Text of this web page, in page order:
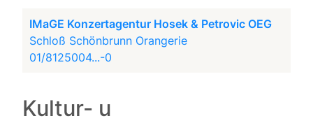
IMaGE Konzertagentur Hosek & Petrovic OEG
Schloß Schönbrunn Orangerie
01/8125004...-0
Kultur- u